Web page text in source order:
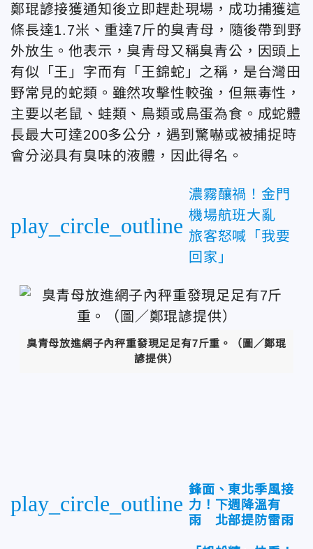
鄭琨諺接獲通知後立即趕赴現場，成功捕獲這
條長達1.7米、重達7斤的臭青母，隨後帶到野
外放生。他表示，臭青母又稱臭青公，因頭上
有似「王」字而有「王錦蛇」之稱，是台灣田
野常見的蛇類。雖然攻擊性較強，但無毒性，
主要以老鼠、蛙類、鳥類或鳥蛋為食。成蛇體
長最大可達200多公分，遇到驚嚇或被捕捉時
會分泌具有臭味的液體，因此得名。
play_circle_outline
濃霧釀禍！金門
機場航班大亂
旅客怒喊「我要
回家」
臭青母放進網子內秤重發現足足有7斤重 。（圖／鄭琨
諺提供）
play_circle_outline
鋒面、東北季風接
力！下週降溫有
雨 北部提防雷雨